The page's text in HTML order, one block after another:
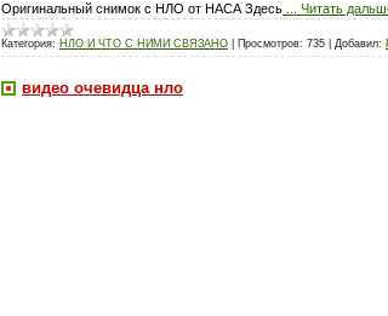
Оригинальный снимок с НЛО от НАСА Здесь
Читать
Категория: НЛО И ЧТО С НИМИ СВЯЗАНО Просмотров: 735 Добавил:
видео очевидца нло